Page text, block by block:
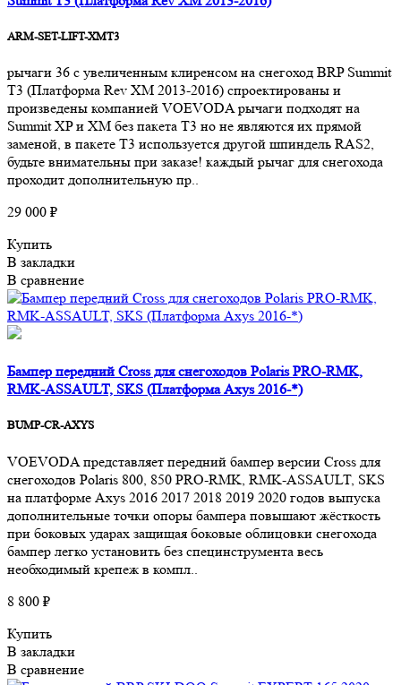
ARM-SET-LIFT-XMT3
рычаги 36 с увеличенным клиренсом на снегоход BRP Summit
T3 (Платформа Rev XM 2013-2016) спроектированы и
произведены компанией VOEVODA рычаги подходят на
Summit XP и XM без пакета T3 но не являются их прямой
заменой, в пакете T3 используется другой шпиндель RAS2,
будьте внимательны при заказе! каждый рычаг для снегохода
проходит дополнительную пр..
29 000 ₽
Купить
В закладки
В сравнение
Бампер передний Cross для снегоходов Polaris PRO-RMK,
RMK-ASSAULT, SKS (Платформа Axys 2016-*)
BUMP-CR-AXYS
VOEVODA представляет передний бампер версии Cross для
снегоходов Polaris 800, 850 PRO-RMK, RMK-ASSAULT, SKS
на платформе Axys 2016 2017 2018 2019 2020 годов выпуска
дополнительные точки опоры бампера повышают жёсткость
при боковых ударах защищая боковые облицовки снегохода
бампер легко установить без специнструмента весь
необходимый крепеж в компл..
8 800 ₽
Купить
В закладки
В сравнение